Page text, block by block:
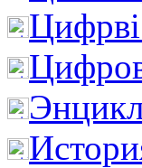
Цифрві